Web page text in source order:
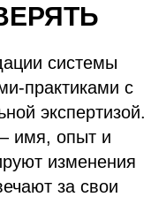
системы
практиками с
экспертизой.
имя, опыт и
изменения
за свои